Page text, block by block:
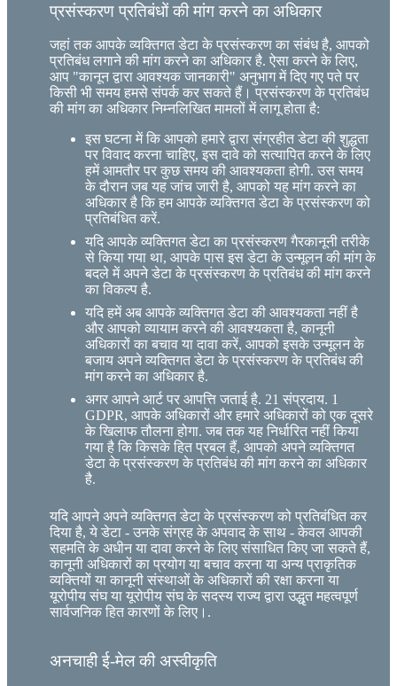
प्रसंस्करण प्रतिबंधों की मांग करने का अधिकार
जहां तक ​​आपके व्यक्तिगत डेटा के प्रसंस्करण का संबंध है, आपको
प्रतिबंध लगाने की मांग करने का अधिकार है. ऐसा करने के लिए,
आप "कानून द्वारा आवश्यक जानकारी" अनुभाग में दिए गए पते पर
किसी भी समय हमसे संपर्क कर सकते हैं। प्रसंस्करण के प्रतिबंध
की मांग का अधिकार निम्नलिखित मामलों में लागू होता है:
इस घटना में कि आपको हमारे द्वारा संग्रहीत डेटा की शुद्धता
पर विवाद करना चाहिए, इस दावे को सत्यापित करने के लिए
हमें आमतौर पर कुछ समय की आवश्यकता होगी. उस समय
के दौरान जब यह जांच जारी है, आपको यह मांग करने का
अधिकार है कि हम आपके व्यक्तिगत डेटा के प्रसंस्करण को
प्रतिबंधित करें.
यदि आपके व्यक्तिगत डेटा का प्रसंस्करण गैरकानूनी तरीके
से किया गया था, आपके पास इस डेटा के उन्मूलन की मांग के
बदले में अपने डेटा के प्रसंस्करण के प्रतिबंध की मांग करने
का विकल्प है.
यदि हमें अब आपके व्यक्तिगत डेटा की आवश्यकता नहीं है
और आपको व्यायाम करने की आवश्यकता है, कानूनी
अधिकारों का बचाव या दावा करें, आपको इसके उन्मूलन के
बजाय अपने व्यक्तिगत डेटा के प्रसंस्करण के प्रतिबंध की
मांग करने का अधिकार है.
अगर आपने आर्ट पर आपत्ति जताई है. 21 संप्रदाय. 1
GDPR, आपके अधिकारों और हमारे अधिकारों को एक दूसरे
के खिलाफ तौलना होगा. जब तक यह निर्धारित नहीं किया
गया है कि किसके हित प्रबल हैं, आपको अपने व्यक्तिगत
डेटा के प्रसंस्करण के प्रतिबंध की मांग करने का अधिकार
है.
यदि आपने अपने व्यक्तिगत डेटा के प्रसंस्करण को प्रतिबंधित कर
दिया है, ये डेटा - उनके संग्रह के अपवाद के साथ - केवल आपकी
सहमति के अधीन या दावा करने के लिए संसाधित किए जा सकते हैं,
कानूनी अधिकारों का प्रयोग या बचाव करना या अन्य प्राकृतिक
व्यक्तियों या कानूनी संस्थाओं के अधिकारों की रक्षा करना या
यूरोपीय संघ या यूरोपीय संघ के सदस्य राज्य द्वारा उद्धृत महत्वपूर्ण
सार्वजनिक हित कारणों के लिए।.
अनचाही ई-मेल की अस्वीकृति